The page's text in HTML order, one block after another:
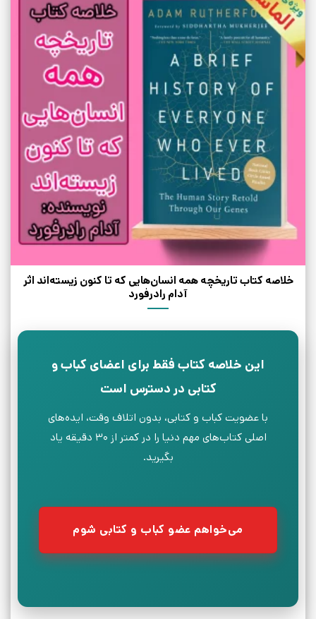
خلاصه کتاب تاریخچه همه انسان‌هایی که تا کنون زیسته‌اند اثر
آدام رادرفورد
این خلاصه کتاب فقط برای اعضای کباب و
کتابی در دسترس است
با عضویت کباب و کتابی، بدون اتلاف وقت، ایده‌های
اصلی کتاب‌های مهم دنیا را در کمتر از ۳۰ دقیقه یاد
بگیرید.
می‌خواهم عضو کباب و کتابی شوم